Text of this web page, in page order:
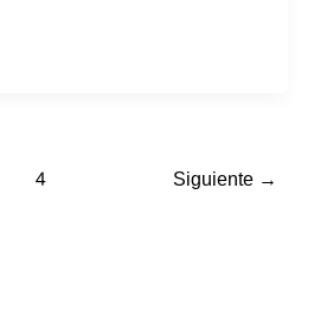
4 Siguiente →